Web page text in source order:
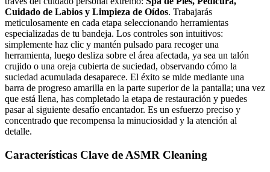
Cuidado de Labios y Limpieza de Oídos. Trabajarás
meticulosamente en cada etapa seleccionando herramientas
especializadas de tu bandeja. Los controles son intuitivos:
simplemente haz clic y mantén pulsado para recoger una
herramienta, luego desliza sobre el área afectada, ya sea un talón
crujido o una oreja cubierta de suciedad, observando cómo la
suciedad acumulada desaparece. El éxito se mide mediante una
barra de progreso amarilla en la parte superior de la pantalla; una vez
que está llena, has completado la etapa de restauración y puedes
pasar al siguiente desafío encantador. Es un esfuerzo preciso y
concentrado que recompensa la minuciosidad y la atención al
detalle.
Características Clave de ASMR Cleaning